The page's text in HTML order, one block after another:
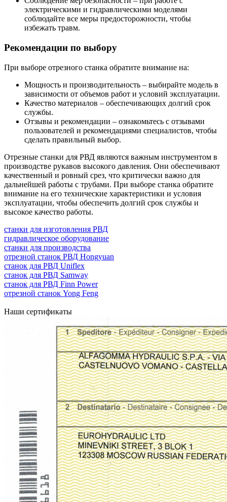
электрическими и гидравлическими моделями
соблюдайте все меры предосторожности, чтобы
избежать травм.
Рекомендации по выбору
При выборе отрезного станка обратите внимание на:
Мощность и производительность – выбирайте модель в
зависимости от объемов работ и условий эксплуатации.
Качество материалов – обеспечивающих долгий срок
службы.
Отзывы и рекомендации – ознакомьтесь с отзывами
пользователей и рекомендациями специалистов, чтобы
сделать правильный выбор.
Отрезные станки для РВД являются важным инструментом в
производстве рукавов высокого давления. Они обеспечивают
качественный и ровный срез, что критически важно для
дальнейшей работы с трубами. При выборе станка обратите
внимание на его технические характеристики и условия
эксплуатации, чтобы обеспечить долгий срок службы и
высокое качество работы.
станки для изготовления РВД
гидравлическое оборудование
станки для производства
отрезной станок РВД Hongyuan
станок для РВД Uniflex
станок для РВД Samway
станок для РВД Finn Power
отрезной станок Yong Feng
Наши сертификаты